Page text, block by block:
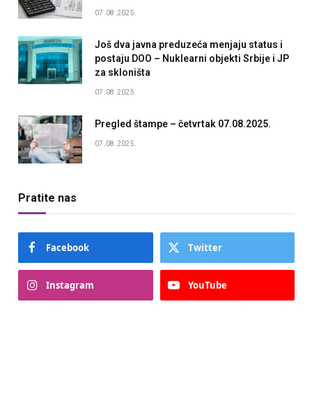
07.08.2025.
Još dva javna preduzeća menjaju status i
postaju DOO – Nuklearni objekti Srbije i JP
za skloništa
07.08.2025.
Pregled štampe – četvrtak 07.08.2025.
07.08.2025.
Pratite nas
Facebook Twitter
Instagram YouTube